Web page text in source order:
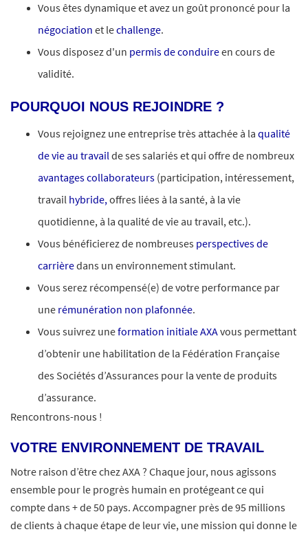
Vous êtes dynamique et avez un goût prononcé pour la
négociation et lechallenge.
Vous disposez d'un permis de conduireen cours de
validité.
POURQUOI NOUS REJOINDRE ?
Vous rejoignez une entreprise très attachée à la qualité
de vie au travailde ses salariés et qui offre de nombreux
avantages collaborateurs (participation, intéressement,
travail hybride,offres liées à la santé, à la vie
quotidienne, à la qualité de vie au travail, etc.).
Vous bénéficierez de nombreuses perspectives de
carrièredans un environnement stimulant.
Vous serez récompensé(e) de votre performance par
une rémunération non plafonnée.
Vous suivrez uneformation initiale AXAvous permettant
d’obtenir une habilitation de la Fédération Française
des Sociétés d’Assurances pour la vente de produits
d’assurance.
Rencontrons-nous !
VOTRE ENVIRONNEMENT DE TRAVAIL
Notre raison d’être chez AXA ? Chaque jour, nous agissons
ensemble pour le progrès humain en protégeant ce qui
compte dans + de 50 pays. Accompagner près de 95 millions
de clients à chaque étape de leur vie, une mission qui donne le